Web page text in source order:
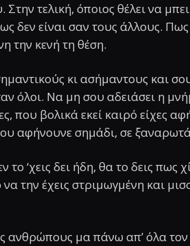
τελική, όποιος θέλει να
δεν είναι σαν τους άλλους.
την κενή τη θέση.
κι ασήμαντους και
όλοι. Να μη σου αδειάσει η
που βολικά εκεί καιρό είχες
αφήνουνε σημάδι, σε
το ‘χεις δει ήδη, θα το δεις πως
την έχεις στριμωγμένη και
ανθρώπους μα πάνω απ’ όλα τον